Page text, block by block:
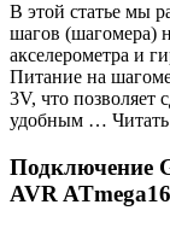
В этой статье мы
шагов (шагомера)
акселерометра и
Питание на
3V, что позволяет
удобным …
Подключение
AVR